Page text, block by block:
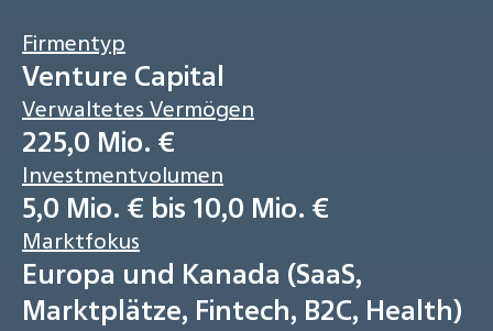
Firmentyp
Venture Capital
Verwaltetes Vermögen
225,0 Mio. €
Investmentvolumen
5,0 Mio. € bis 10,0 Mio. €
Marktfokus
Europa und Kanada (SaaS,
Marktplätze, Fintech, B2C, Health)